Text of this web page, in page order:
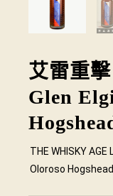
艾雷重
Glen
THE WHISKY
Oloroso Hogshead